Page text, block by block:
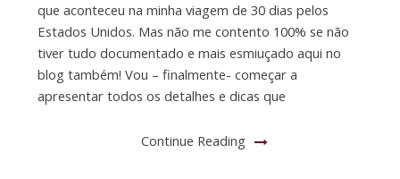
que aconteceu na minha viagem de 30 dias pelos
Estados Unidos. Mas não me contento 100% se não
tiver tudo documentado e mais esmiuçado aqui no
blog também! Vou – finalmente- começar a
apresentar todos os detalhes e dicas que
Continue Reading